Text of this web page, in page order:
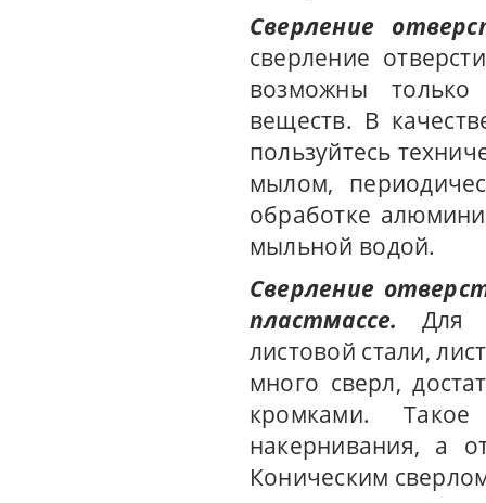
Сверление
сверление
возможны только
веществ. В
пользуйтесь
мылом,
обработке
мыльной водой.
Сверление
пластмассе.
Для
листовой стали,
много сверл,
кромками.
накернивания, а
Коническим